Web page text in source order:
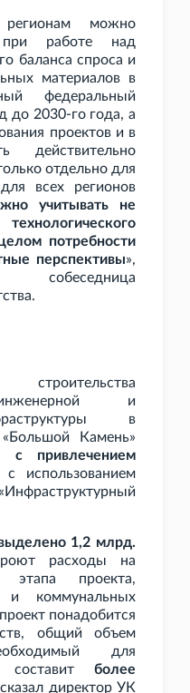
можно
при работе над
баланса спроса и
материалов в
федеральный
до 2030-го года, а
проектов и в
действительно
отдельно для
всех регионов
учитывать не
потребности
перспективы»,
и
в
Камень»
с привлечением
использованием
1,2 млрд.
расходы на
этапа проекта,
и коммунальных
понадобится
общий объем
для
составит более
директор УК